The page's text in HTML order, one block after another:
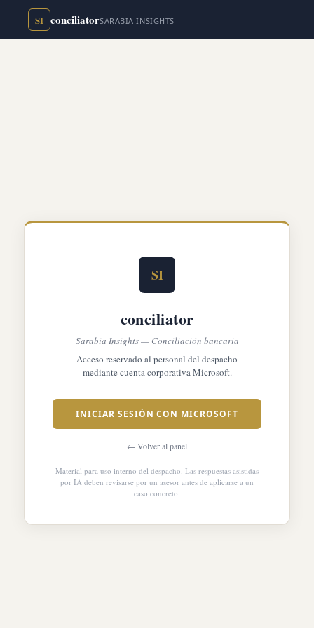
SI conciliatorSARABIA INSIGHTS
SI
conciliator
Sarabia Insights — Conciliación bancaria
Acceso reservado al personal del despacho
mediante cuenta corporativa Microsoft.
INICIAR SESIÓN CON MICROSOFT
← Volver al panel
Material para uso interno del despacho. Las respuestas asistidas
por IA deben revisarse por un asesor antes de aplicarse a un
caso concreto.